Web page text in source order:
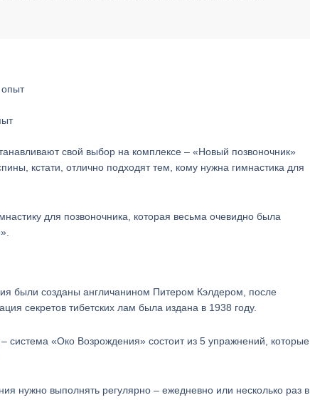
свой выбор на комплексе – «Новый позвоночник»
кстати, отлично подходят тем, кому нужна гимнастика для
для позвоночника, которая весьма очевидно была
были созданы англичанином Питером Кэлдером, после
секретов тибетских лам была издана в 1938 году.
система «Око Возрождения» состоит из 5 упражнений, которые
нужно выполнять регулярно – ежедневно или несколько раз в